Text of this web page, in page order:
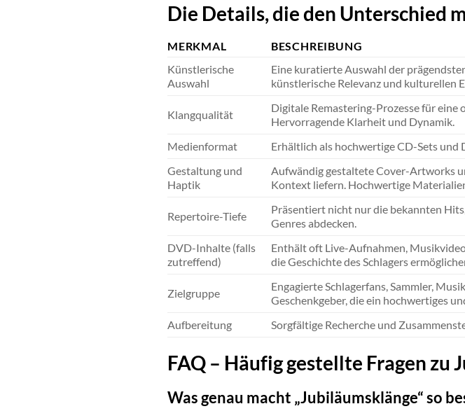
Die Details, die den Unterschied
MERKMAL
BESCHREIBUNG
Künstlerische
Auswahl
Eine kuratierte Auswahl der
künstlerische Relevanz und kulturellen
Klangqualität
Digitale Remastering-Prozesse für
Hervorragende Klarheit und Dynamik.
Medienformat
Erhältlich als hochwertige CD-Sets und
Gestaltung und
Haptik
Aufwändig gestaltete Cover-Artworks
Kontext liefern. Hochwertige
Repertoire-Tiefe
Präsentiert nicht nur die bekannten
Genres abdecken.
DVD-Inhalte (falls
zutreffend)
Enthält oft Live-Aufnahmen,
die Geschichte des Schlagers
Zielgruppe
Engagierte Schlagerfans, Sammler,
Geschenkgeber, die ein hochwertiges
Aufbereitung
Sorgfältige Recherche und
FAQ – Häufig gestellte Fragen zu
Was genau macht „Jubiläumsklänge“ so